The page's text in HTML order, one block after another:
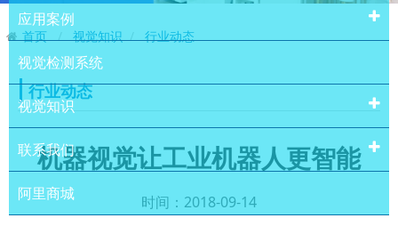
应用案例
视觉检测系统
视觉知识
联系我们
阿里商城
首页 视觉知识 行业动态
行业动态
机器视觉让工业机器人更智能
时间：2018-09-14